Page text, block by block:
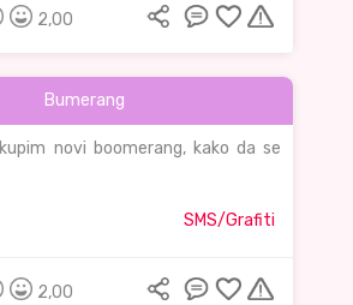
2,00
Bumerang
novi boomerang, kako da se
SMS/Grafiti
2,00